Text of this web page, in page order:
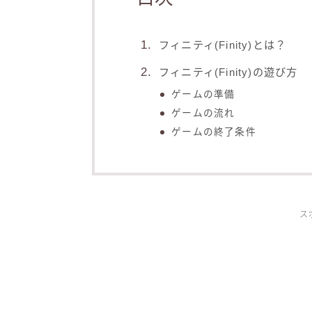
フィニティ(Finity)とは？
フィニティ(Finity)の遊び方
ゲームの準備
ゲームの流れ
ゲームの終了条件
ス